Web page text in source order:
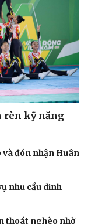
rèn kỹ năng
và đón nhận Huân
nhu cầu dinh
thoát nghèo nhờ